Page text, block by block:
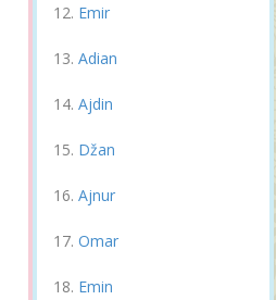
Emir
Adian
Ajdin
Džan
Ajnur
Omar
Emin